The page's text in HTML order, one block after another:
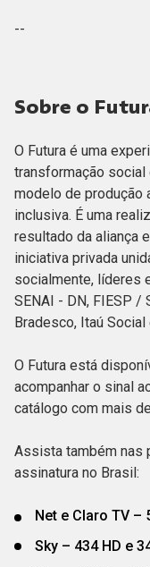
--
Sobre o
O Futura é uma
transformação social
modelo de produção
inclusiva. É uma
resultado da aliança
iniciativa privada
socialmente, líderes
SENAI - DN, FIESP /
Bradesco, Itaú Social
O Futura está
acompanhar o sinal
catálogo com mais
Assista também nas
assinatura no Brasil:
Net e Claro TV –
Sky – 434 HD e